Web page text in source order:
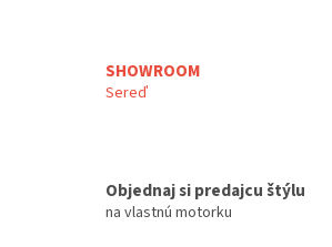
SHOWROOM
Sereď
Objednaj si predajcu štýlu
na vlastnú motorku